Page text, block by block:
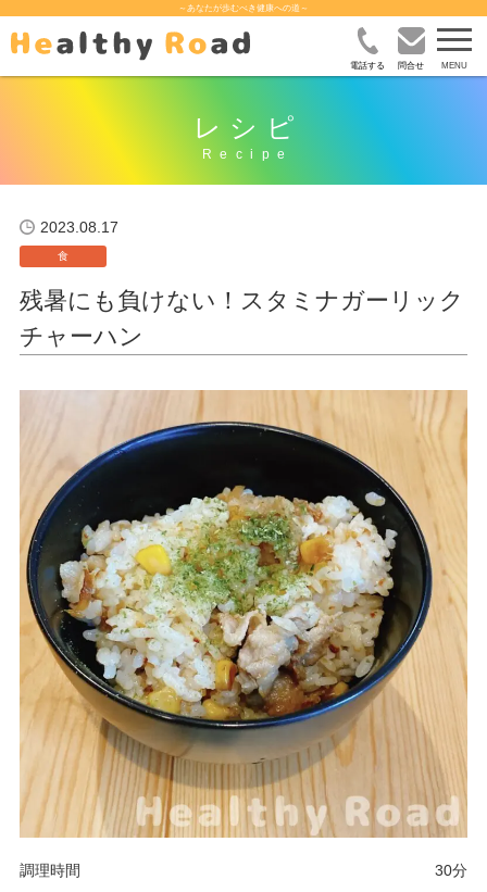
～あなたが歩むべき健康への道～
電話する 問合せ
レシピ
2023.08.17
食
残暑にも負けない！スタミナガーリック
チャーハン
調理時間 30分